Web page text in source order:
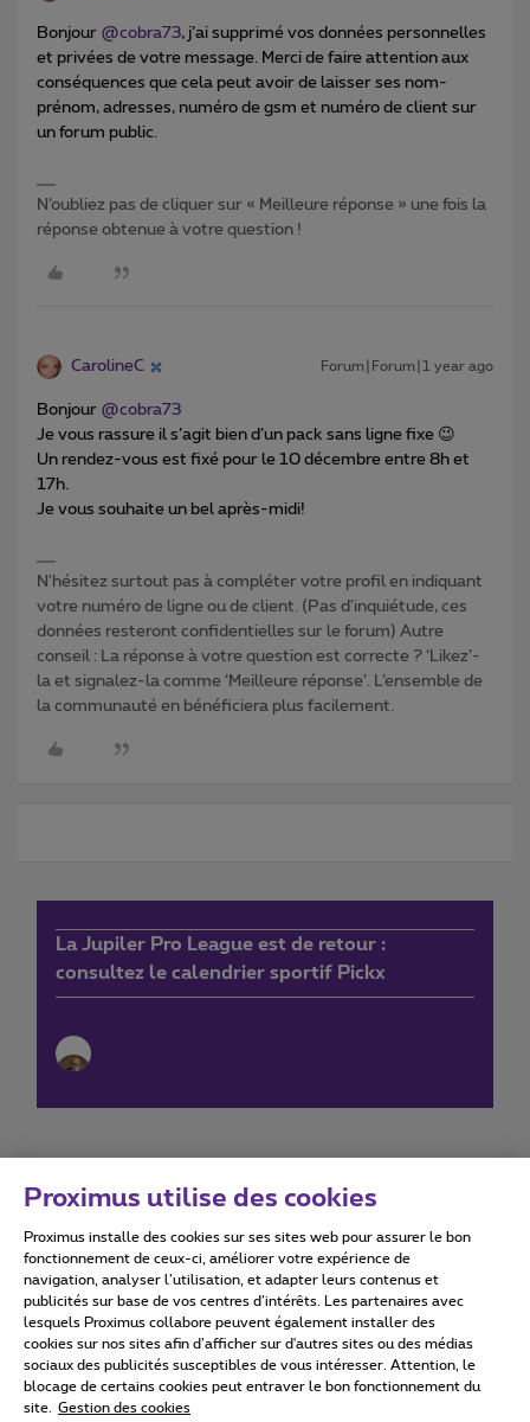
Bonjour ​ @cobra73, j’ai supprimé vos données personnelles
et privées de votre message. Merci de faire attention aux
conséquences que cela peut avoir de laisser ses nom-
prénom, adresses, numéro de gsm et numéro de client sur
un forum public.
N’oubliez pas de cliquer sur « Meilleure réponse » une fois la
réponse obtenue à votre question !
CarolineC Forum|Forum|1 year ago
Bonjour ​ @cobra73
Je vous rassure il s’agit bien d’un pack sans ligne fixe 😉
Un rendez-vous est fixé pour le 10 décembre entre 8h et
17h.
Je vous souhaite un bel après-midi!
N'hésitez surtout pas à compléter votre profil en indiquant
votre numéro de ligne ou de client. (Pas d'inquiétude, ces
données resteront confidentielles sur le forum) Autre
conseil : La réponse à votre question est correcte ? ‘Likez’-
la et signalez-la comme ‘Meilleure réponse’. L’ensemble de
la communauté en bénéficiera plus facilement.
La Jupiler Pro League est de retour :
consultez le calendrier sportif Pickx
Conditions d'utilisation Accessibility statement
Tous droits réservés. © 2026 Proximus
Conditions générales, info consommateur
Proximus utilise des cookies
Proximus installe des cookies sur ses sites web pour assurer le bon
fonctionnement de ceux-ci, améliorer votre expérience de
navigation, analyser l’utilisation, et adapter leurs contenus et
publicités sur base de vos centres d’intérêts. Les partenaires avec
lesquels Proximus collabore peuvent également installer des
cookies sur nos sites afin d’afficher sur d'autres sites ou des médias
sociaux des publicités susceptibles de vous intéresser. Attention, le
blocage de certains cookies peut entraver le bon fonctionnement du
site.
Gestion des cookies